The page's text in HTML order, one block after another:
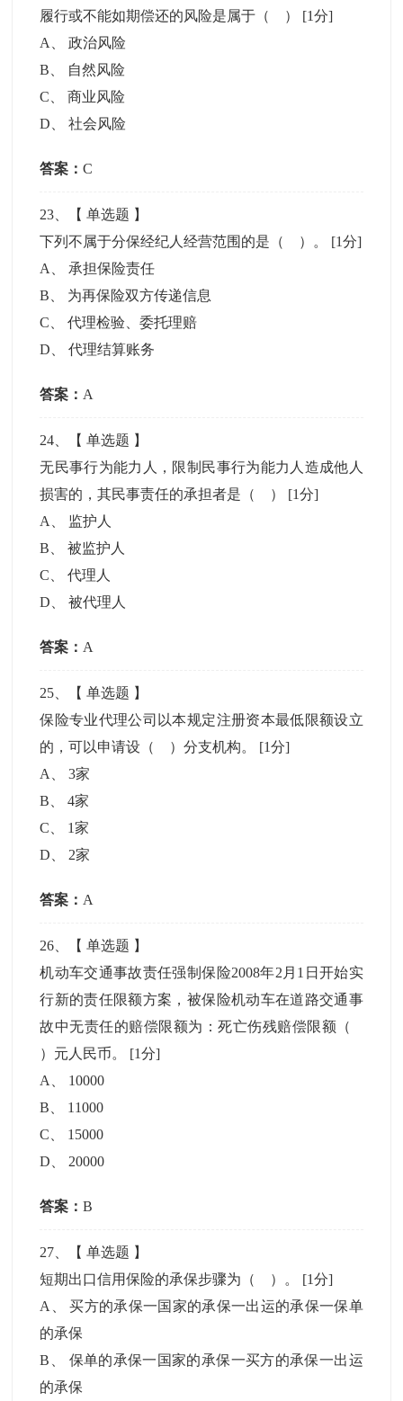
履行或不能如期偿还的风险是属于（ ） [1分]
A
、政治风险
B
自然风险
C 、商业风险
D 、社会风险
答案：C
23 、【单选题 】
下列不属于分保经纪人经营范围的是（ ）。 [1分]
A
承担保险责任
B
为再保险双方传递信息
C 、代理检验、委托理赔
D 、代理结算账务
答案： A
24 、【单选题 】
无民事行为能力人，限制民事行为能力人造成他人
损害的，其民事责任的承担者是（ ） [1分]
A
监护人
B 、被监护人
C 、代理人
D 、被代理人
答案： A
25 、【单选题 】
保险专业代理公司以本规定注册资本最低限额设立
的，可以申请设（ ）分支机构。 [1分]
A
、3家
B 、4家
C
1家
D
2家
答案： A
26 、【单选题 】
机动车交通事故责任强制保险2008年2月1日开始实
行新的责任限额方案，被保险机动车在道路交通事
故中无责任的赔偿限额为：死亡伤残赔偿限额（
）元人民币。 [1分]
A
10000
B
11000
C
15000
D
20000
答案：B
27 、【单选题 】
短期出口信用保险的承保步骤为（ ）。 [1分]
A
、买方的承保一国家的承保一出运的承保一保单
的承保
B
保单的承保一国家的承保一买方的承保一出运
的承保